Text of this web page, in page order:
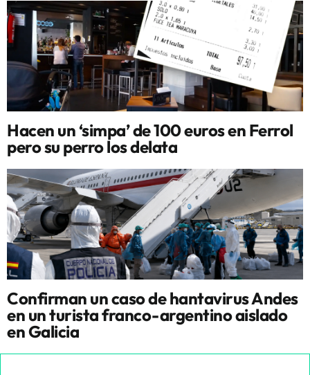
Hacen un ‘simpa’ de 100 euros en Ferrol
pero su perro los delata
Confirman un caso de hantavirus Andes
en un turista franco-argentino aislado
en Galicia